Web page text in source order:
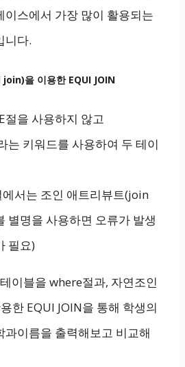
이스에서 가장 많이 활용되는
니다.
을 이용한 EQUI JOIN
절을 사용하지 않고
는 키워드를 사용하여 두 테이
에서는 조인 애트리뷰트(join
명을 사용하면 오류가 발생
필요)
이블을 where절과, 자연조인
한 EQUI JOIN을 통해 학생의
과이름을 출력해보고 비교해